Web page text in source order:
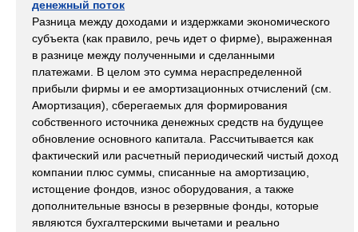
денежный поток
Разница между доходами и издержками экономического
субъекта (как правило, речь идет о фирме), выраженная
в разнице между полученными и сделанными
платежами. В целом это сумма нераспределенной
прибыли фирмы и ее амортизационных отчислений (см.
Амортизация), сберегаемых для формирования
собственного источника денежных средств на будущее
обновление основного капитала. Рассчитывается как
фактический или расчетный периодический чистый доход
компании плюс суммы, списанные на амортизацию,
истощение фондов, износ оборудования, а также
дополнительные взносы в резервные фонды, которые
являются бухгалтерскими вычетами и реально